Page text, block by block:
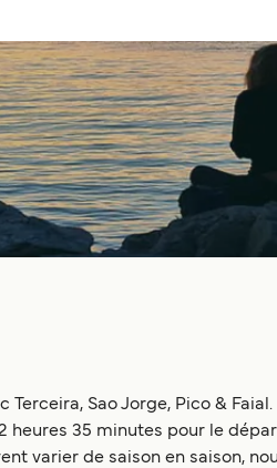
Sao Jorge, Pico & Faial.
heures 35 minutes pour le
varier de saison en saison,